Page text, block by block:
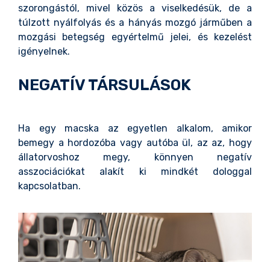
szorongástól, mivel közös a viselkedésük, de a
túlzott nyálfolyás és a hányás mozgó járműben a
mozgási betegség egyértelmű jelei, és kezelést
igényelnek.
NEGATÍV TÁRSULÁSOK
Ha egy macska az egyetlen alkalom, amikor
bemegy a hordozóba vagy autóba ül, az az, hogy
állatorvoshoz megy, könnyen negatív
asszociációkat alakít ki mindkét dologgal
kapcsolatban.